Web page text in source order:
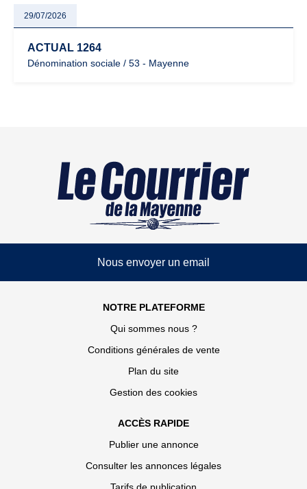
29/07/2026
ACTUAL 1264
Dénomination sociale / 53 - Mayenne
Nous envoyer un email
NOTRE PLATEFORME
Qui sommes nous ?
Conditions générales de vente
Plan du site
Gestion des cookies
ACCÈS RAPIDE
Publier une annonce
Consulter les annonces légales